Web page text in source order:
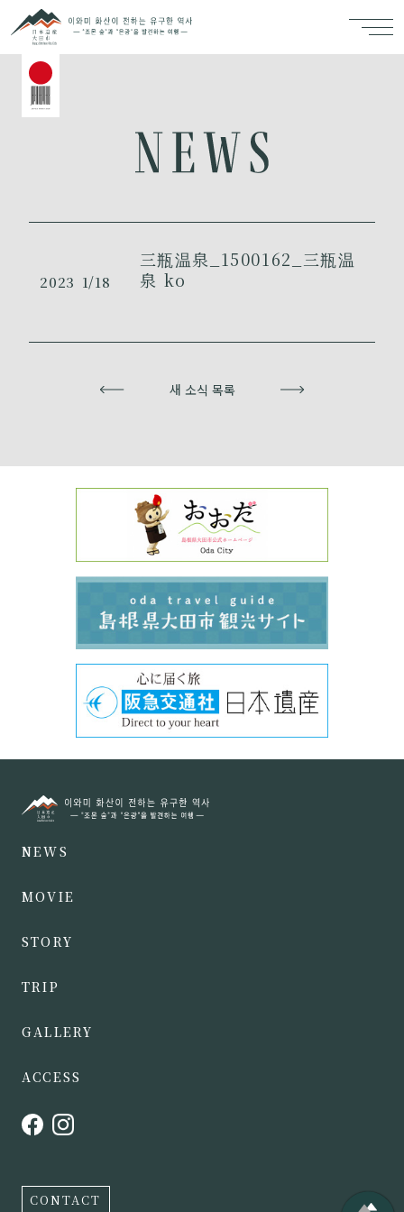
2023 1/18
三瓶温泉_1500162_三瓶温
泉 ko
새 소식 목록
NEWS
MOVIE
STORY
TRIP
GALLERY
ACCESS
CONTACT